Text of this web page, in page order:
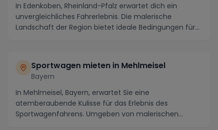
In Edenkoben, Rheinland-Pfalz erwartet dich ein
unvergleichliches Fahrerlebnis. Die malerische
Landschaft der Region bietet ideale Bedingungen für
Sportwagen mieten in Mehlmeisel
Bayern
In Mehlmeisel, Bayern, erwartet Sie eine
atemberaubende Kulisse für das Erlebnis des
Sportwagenfahrens. Umgeben von malerischen